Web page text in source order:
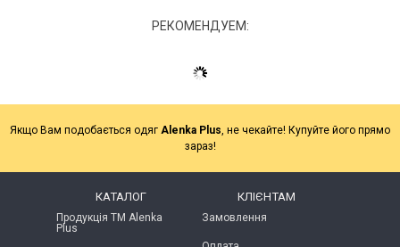
РЕКОМЕНДУЕМ:
Якщо Вам подобається одяг Alenka Plus , не чекайте! Купуйте його прямо
зараз!
КАТАЛОГ
Продукція ТМ Alenka
Plus
КЛІЄНТАМ
Замовлення